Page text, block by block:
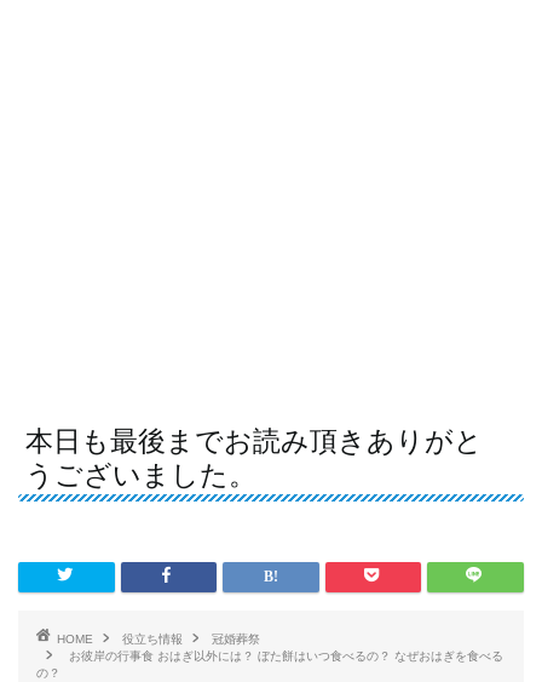
本日も最後までお読み頂きありがと
うございました。
HOME 役立ち情報
冠婚葬祭
お彼岸の行事食 おはぎ以外には？ ぼた餅はいつ食べるの？ なぜおはぎを食べる
の？